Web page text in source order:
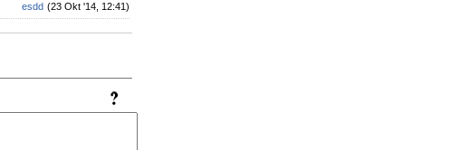
(23 Okt '14, 12:41)
esdd